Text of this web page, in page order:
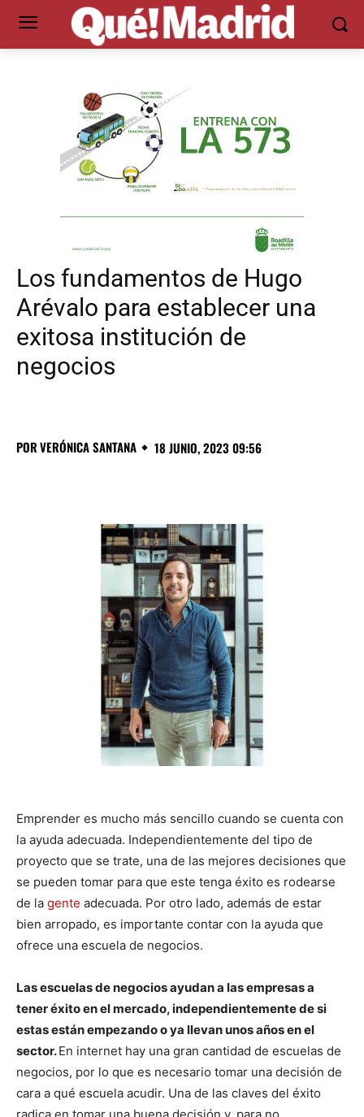
Los fundamentos de Hugo
Arévalo para establecer una
exitosa institución de
negocios
PORVERÓNICA SANTANA 18 JUNIO, 2023 09:56
Emprender es mucho más sencillo cuando se cuenta con
la ayuda adecuada. Independientemente del tipo de
proyecto que se trate, una de las mejores decisiones que
se pueden tomar para que este tenga éxito es rodearse
de la gente adecuada. Por otro lado, además de estar
bien arropado, es importante contar con la ayuda que
ofrece una escuela de negocios.
Las escuelas de negocios ayudan a las empresas a
tener éxito en el mercado, independientemente de si
estas están empezando o ya llevan unos años en el
sector.En internet hay una gran cantidad de escuelas de
negocios, por lo que es necesario tomar una decisión de
cara a qué escuela acudir. Una de las claves del éxito